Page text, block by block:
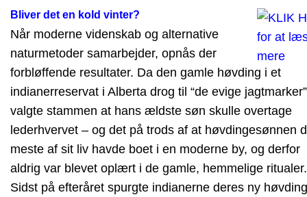
Bliver det en kold vinter?
Når moderne videnskab og alternative
naturmetoder samarbejder, opnås der
forbløffende resultater. Da den gamle høvding i et
indianerreservat i Alberta drog til “de evige
valgte stammen at hans ældste søn skulle overtage
lederhvervet – og det på trods af at høvdingesønnen
meste af sit liv havde boet i en moderne by, og derfor
aldrig var blevet oplært i de gamle, hemmelige ritualer.
Sidst på efteråret spurgte indianerne deres ny